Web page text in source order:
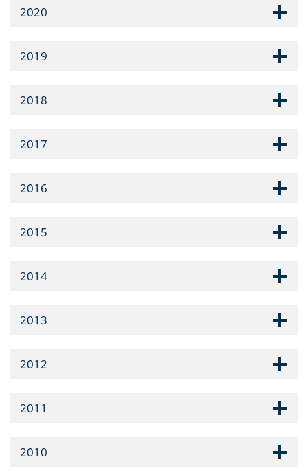
2020
2019
2018
2017
2016
2015
2014
2013
2012
2011
2010